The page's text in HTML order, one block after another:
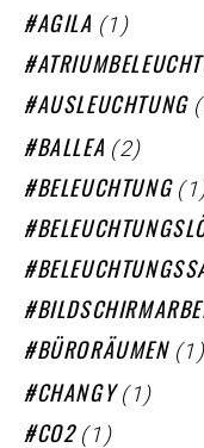
AGILA (1)
AUSLEUCHTUNG
BALLEA (2)
BELEUCHTUNG
BÜRORÄUMEN (1)
CHANGY (1)
CO2 (1)